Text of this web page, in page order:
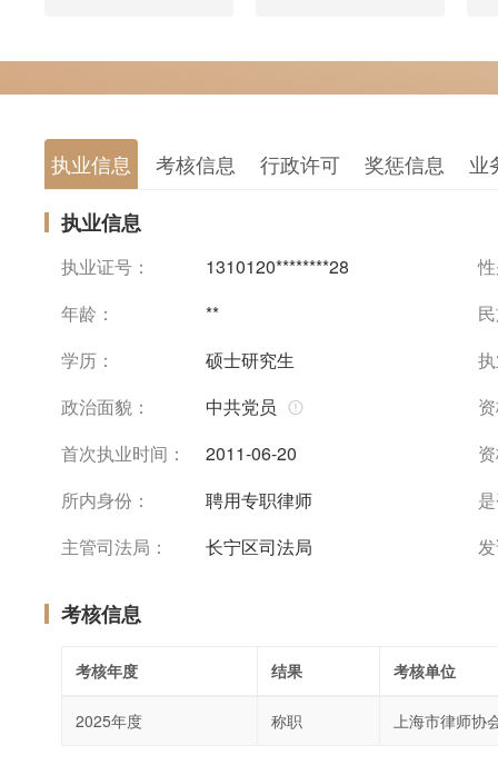
执业信息 考核信息 行政许可 奖惩信息 业
执业信息
执业证号： 1310120********28
年龄：
**
学历：
硕士研究生
政治面貌：
中共党员
首次执业时间：
2011-06-20
所内身份：
聘用专职律师
主管司法局：
长宁区司法局
考核信息
考核年度 结果 考核单位
2025年度 称职 上海市律师协